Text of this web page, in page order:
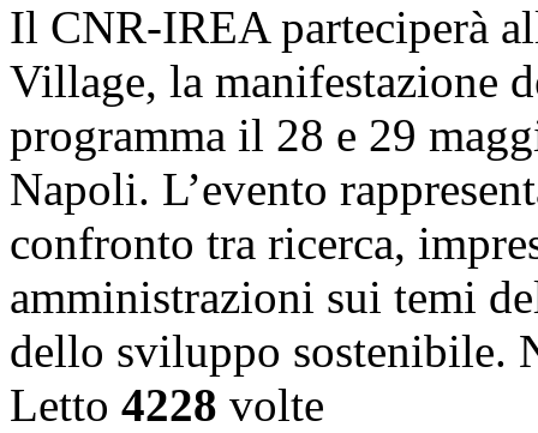
Il CNR-IREA parteciperà
Village, la manifestazione
programma il 28 e 29
Napoli. L’evento
confronto tra ricerca,
amministrazioni sui temi
dello sviluppo sostenibile.
Letto 4228 volte